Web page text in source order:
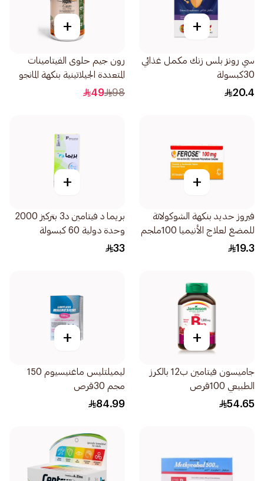
+
سي رونز بلس زنك مكمل غذائي
30كبسولة
20.4
+
رون جيم حلوى الفيتامينات
المتعددة الجيلاتينية بنكهة المانجو
الطبيعية 60قطعة
98
49
+
فيروز حديد بنكهة الشوكولاتة
للمضغ لعلاج الأنيميا 100ملجم
30قرص
19.3
+
بريما د فيتامين د3 بتركيز 2000
وحدة دولية 60 كبسولة
33
+
جاميسون فيتامين ب12 بالكرز
الطبيعي 100قرص
54.65
+
ليميلتليس ماغنيسيوم 150
مجم 30قرص
84.99